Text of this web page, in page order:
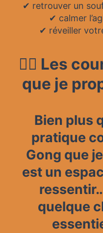
✔ retrouver un
✔ calmer
✔ réveiller
🧘‍♂️ Les
que je
Bien plus
pratique
Gong que
est un
quelque